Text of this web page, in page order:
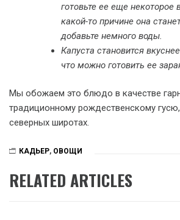
готовьте ее еще некоторое
какой-то причине она
добавьте немного воды.
Капуста становится
что можно готовить ее
Мы обожаем это блюдо в качестве
традиционному рождественскому
северных широтах.
КАДЬЕР, ОВОЩИ
RELATED ARTICLES